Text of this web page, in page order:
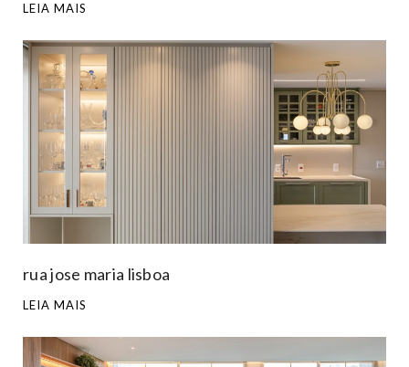
LEIA MAIS
rua jose maria lisboa
LEIA MAIS